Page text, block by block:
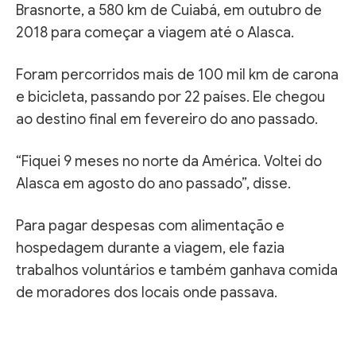
Brasnorte, a 580 km de Cuiabá, em outubro de
2018 para começar a viagem até o Alasca.
Foram percorridos mais de 100 mil km de carona
e bicicleta, passando por 22 países. Ele chegou
ao destino final em fevereiro do ano passado.
“Fiquei 9 meses no norte da América. Voltei do
Alasca em agosto do ano passado”, disse.
Para pagar despesas com alimentação e
hospedagem durante a viagem, ele fazia
trabalhos voluntários e também ganhava comida
de moradores dos locais onde passava.